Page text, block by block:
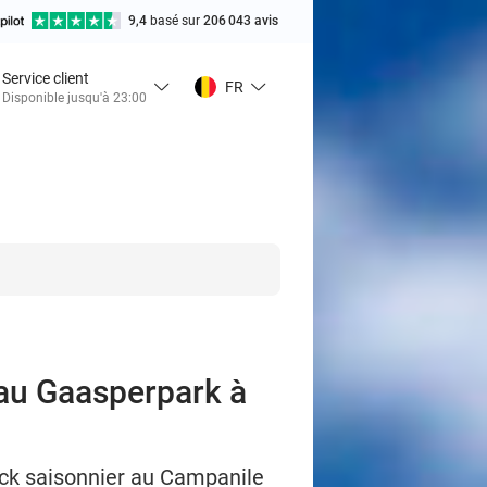
9,4 basé sur 206 043 avis
Service client
Disponible jusqu'à 23:00
FR
Gaasperpark à
saisonnier au Campanile